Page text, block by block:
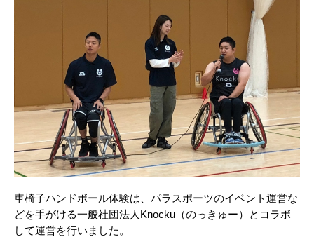
車椅子ハンドボール体験は、パラスポーツのイベント運営な
どを手がける一般社団法人Knocku（のっきゅー）とコラボ
して運営を行いました。